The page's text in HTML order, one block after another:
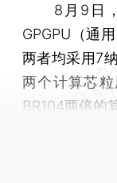
8月9日，
GPGPU（通
两者均采用7
两个计算芯
BR104两倍的